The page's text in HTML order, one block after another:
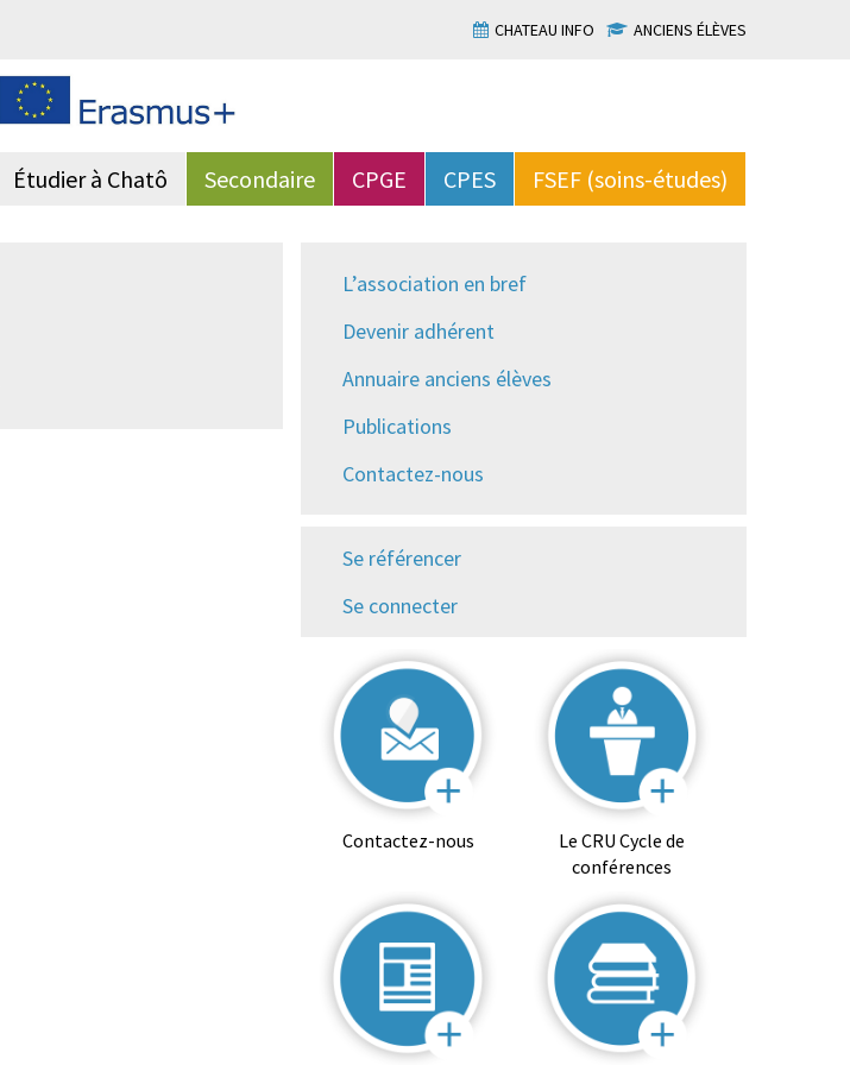
CHATEAU INFO ANCIENS ÉLÈVES
Étudier à Chatô Secondaire CPGE CPES FSEF (soins-études)
L’association en bref
Devenir adhérent
Annuaire anciens élèves
Publications
Contactez-nous
Se référencer
Se connecter
Contactez-nous
Le CRU Cycle de
conférences